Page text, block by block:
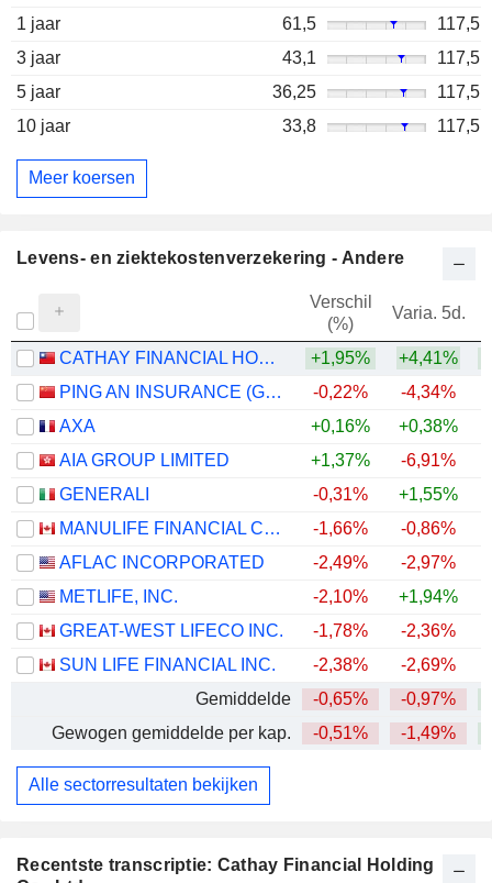
Recentste transcriptie: Cathay Financial Holding
1 jaar
61,5
117,5
3 jaar
43,1
117,5
5 jaar
36,25
117,5
10 jaar
33,8 117,5
Meer koersen
Levens- en ziektekostenverzekering - Andere
Verschil
(%)
Varia. 5d.
CATHAY FINANCIAL HOLDING CO., LTD. +1,95% +4,41%
PING AN INSURANCE (GROUP) COMPANY OF CHINA, LTD.
-0,22% -4,34%
AXA
+0,16% +0,38%
AIA GROUP LIMITED
+1,37% -6,91%
GENERALI
-0,31% +1,55%
MANULIFE FINANCIAL CORPORATION
-1,66% -0,86%
AFLAC INCORPORATED
-2,49% -2,97%
METLIFE, INC.
-2,10% +1,94%
GREAT-WEST LIFECO INC.
-1,78% -2,36%
SUN LIFE FINANCIAL INC.
-2,38% -2,69%
Gemiddelde
-0,65% -0,97%
Gewogen gemiddelde per kap.
-0,51% -1,49%
Alle sectorresultaten bekijken